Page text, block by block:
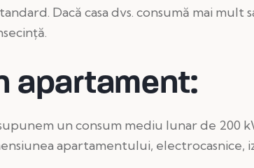
Dacă casa dvs. consumă mai mult
apartament:
un consum mediu lunar de 200
apartamentului, electrocasnice,